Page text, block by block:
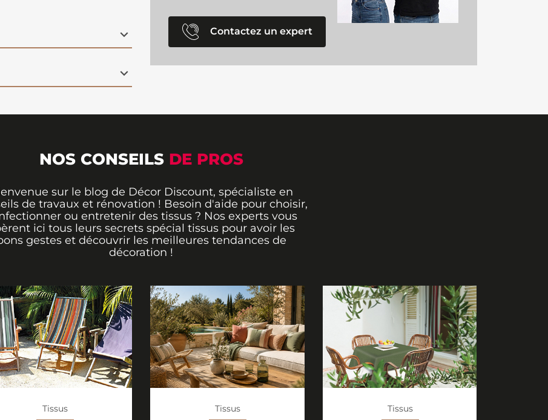
Contactez un expert
NOS CONSEILS DE PROS
sur le blog de Décor Discount, spécialiste en
de travaux et rénovation ! Besoin d'aide pour choisir,
ou entretenir des tissus ? Nos experts vous
ici tous leurs secrets spécial tissus pour avoir les
gestes et découvrir les meilleures tendances de
décoration !
Tissus Tissus Tissus